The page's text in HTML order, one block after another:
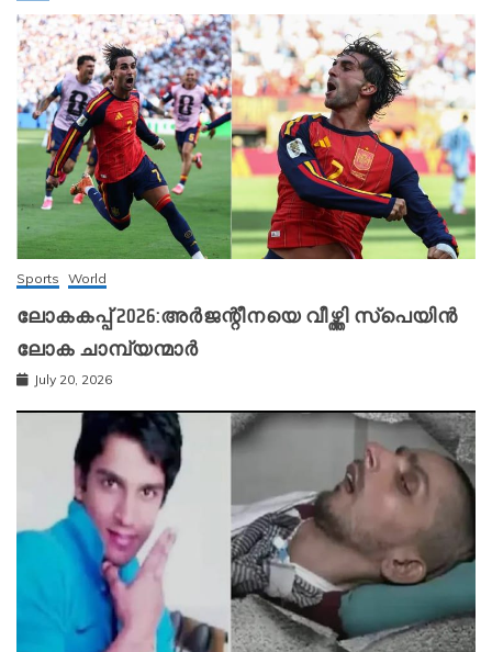
Sports World
ലോകകപ്പ് 2026:അർജന്റീനയെ വീഴ്ത്തി സ്‌പെയിൻ
ലോക ചാമ്പ്യന്മാർ
July 20, 2026